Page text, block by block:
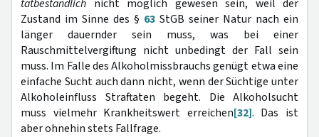
tatbestandlich nicht möglich gewesen sein, weil der
Zustand im Sinne des § 63 StGB seiner Natur nach ein
länger dauernder sein muss, was bei einer
Rauschmittelvergiftung nicht unbedingt der Fall sein
muss. Im Falle des Alkoholmissbrauchs genügt etwa eine
einfache Sucht auch dann nicht, wenn der Süchtige unter
Alkoholeinfluss Straftaten begeht. Die Alkoholsucht
muss vielmehr Krankheitswert erreichen[32]. Das ist
aber ohnehin stets Fallfrage.